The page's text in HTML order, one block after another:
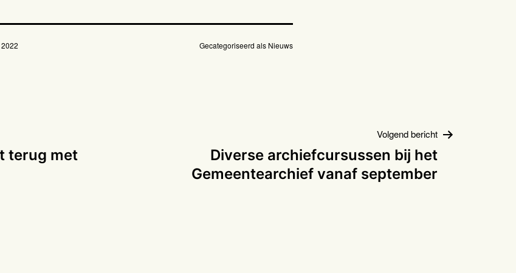
Gecategoriseerd als Nieuws
terug met
Volgend bericht
Diverse archiefcursussen bij het
Gemeentearchief vanaf september